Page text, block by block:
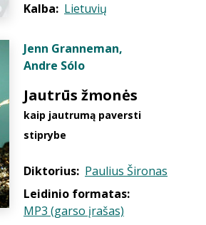
Kalba: Lietuvių
Jenn Granneman,
Andre Sólo
Jautrūs žmonės
kaip jautrumą paversti
stiprybe
Diktorius: Paulius Šironas
Leidinio formatas:
MP3 (garso įrašas)